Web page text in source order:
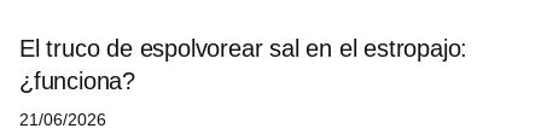
El truco de espolvorear sal en el estropajo:
¿funciona?
21/06/2026